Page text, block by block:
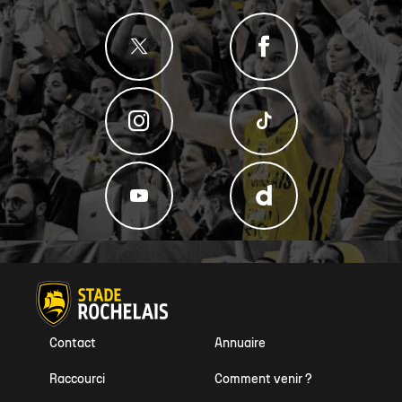
Annuaire
Contact
Comment venir ?
Raccourci